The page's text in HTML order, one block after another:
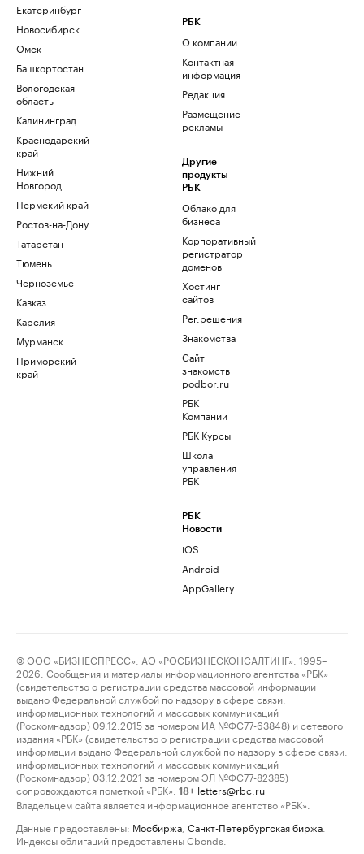
Екатеринбург
Новосибирск
Омск
Башкортостан
Вологодская
область
Калининград
Краснодарский
край
Нижний
Новгород
Пермский край
Ростов-на-Дону
Татарстан
Тюмень
Черноземье
Кавказ
Карелия
Мурманск
Приморский
край
РБК
О компании
Контактная
информация
Редакция
Размещение
рекламы
Другие
продукты
РБК
Облако для
бизнеса
Корпоративный
регистратор
доменов
Хостинг
сайтов
Рег.решения
Знакомства
Сайт
знакомств
podbor.ru
РБК
Компании
РБК Курсы
Школа
управления
РБК
РБК
Новости
iOS
Android
AppGallery
© ООО «БИЗНЕСПРЕСС», АО «РОСБИЗНЕСКОНСАЛТИНГ», 1995–
2026. Сообщения и материалы информационного агентства «РБК»
(свидетельство о регистрации средства массовой информации
выдано Федеральной службой по надзору в сфере связи,
информационных технологий и массовых коммуникаций
(Роскомнадзор) 09.12.2015 за номером ИА №ФС77-63848) и сетевого
издания «РБК» (свидетельство о регистрации средства массовой
информации выдано Федеральной службой по надзору в сфере связи,
информационных технологий и массовых коммуникаций
(Роскомнадзор) 03.12.2021 за номером ЭЛ №ФС77-82385)
сопровождаются пометкой «РБК».
18+ letters@rbc.ru
Владельцем сайта является информационное агентство «РБК».
Данные предоставлены: Мосбиржа Санкт-Петербургская биржа
Индексы облигаций предоставлены Cbonds.